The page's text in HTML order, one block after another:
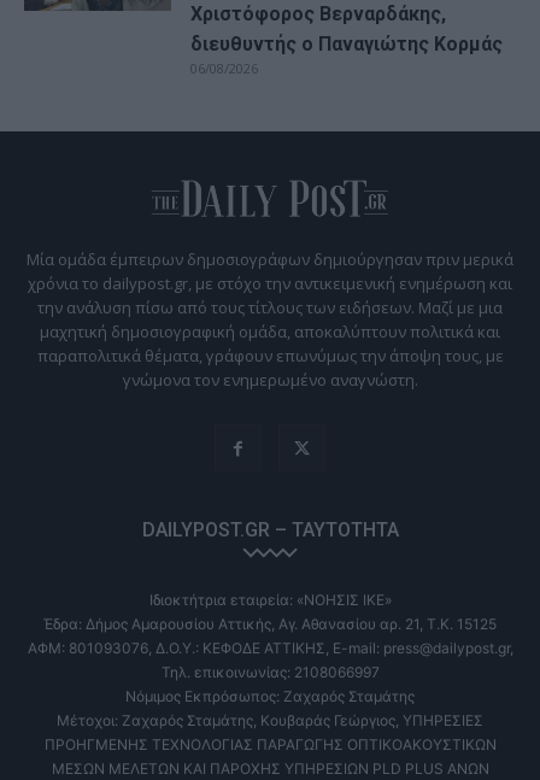
Χριστόφορος Βερναρδάκης,
διευθυντής ο Παναγιώτης Κορμάς
06/08/2026
Μία ομάδα έμπειρων δημοσιογράφων δημιούργησαν πριν μερικά
χρόνια το dailypost.gr, με στόχο την αντικειμενική ενημέρωση και
την ανάλυση πίσω από τους τίτλους των ειδήσεων. Μαζί με μια
μαχητική δημοσιογραφική ομάδα, αποκαλύπτουν πολιτικά και
παραπολιτικά θέματα, γράφουν επωνύμως την άποψη τους, με
γνώμονα τον ενημερωμένο αναγνώστη.
DAILYPOST.GR – ΤΑΥΤΌΤΗΤΑ
Ιδιοκτήτρια εταιρεία: «ΝΟΗΣΙΣ ΙΚΕ»
Έδρα: Δήμος Αμαρουσίου Αττικής, Αγ. Αθανασίου αρ. 21, Τ.Κ. 15125
ΑΦΜ: 801093076, Δ.Ο.Υ.: ΚΕΦΟΔΕ ΑΤΤΙΚΗΣ, E-mail: press@dailypost.gr,
Τηλ. επικοινωνίας: 2108066997
Νόμιμος Εκπρόσωπος: Ζαχαρός Σταμάτης
Μέτοχοι: Ζαχαρός Σταμάτης, Κουβαράς Γεώργιος, ΥΠΗΡΕΣΙΕΣ
ΠΡΟΗΓΜΕΝΗΣ ΤΕΧΝΟΛΟΓΙΑΣ ΠΑΡΑΓΩΓΗΣ ΟΠΤΙΚΟΑΚΟΥΣΤΙΚΩΝ
ΜΕΣΩΝ ΜΕΛΕΤΩΝ ΚΑΙ ΠΑΡΟΧΗΣ ΥΠΗΡΕΣΙΩΝ PLD PLUS ΑΝΩΝ